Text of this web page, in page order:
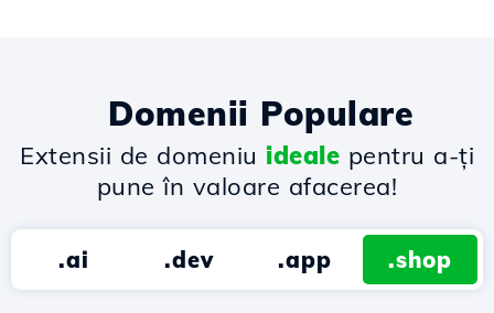
Domenii Populare
Extensii de domeniu ideale pentru a-ți
pune în valoare afacerea!
.ai .dev .app .shop